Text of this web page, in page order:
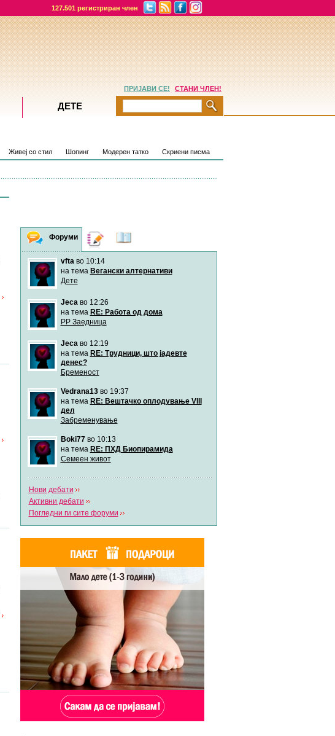
127.501 регистриран член
Живеј со стил Шопинг Модерен татко Скриени писма
Форуми Дневници
vftaво 10:14
на тема Вегански алтернативи
Дете
Jecaво 12:26
на тема RE: Работа од дома
РР Заедница
Jecaво 12:19
на тема RE: Трудници, што јадевте
денес?
Бременост
Vedrana13во 19:37
на тема RE: Вештачко оплодување VIII
дел
Забременување
Boki77во 10:13
на тема RE: ПХД Биопирамида
Семеен живот
Нови дебати
Активни дебати
Погледни ги сите форуми
ПРИЈАВИ СЕ! СТАНИ ЧЛЕН!
ДЕТЕ